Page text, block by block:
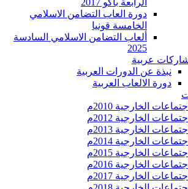
الرابعة باكو 2017
دورة العاب التضامن الاسلامي
الخامسة قونيا
ألعاب التضامن الاسلامي السادسة
2025
عربية
نبذة عن الدورات العربية
دورة الالعاب العربية
الخارجية 2010م
الخارجية 2012م
الخارجية 2013م
الخارجية 2014م
الخارجية 2015م
الخارجية 2016م
الخارجية 2017م